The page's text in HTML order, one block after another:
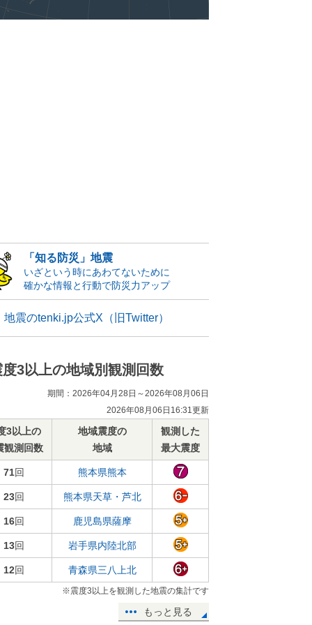
「知る防災」地震
いざという時にあわてないために
確かな情報と行動で防災力アップ
地震のtenki.jp公式X（旧Twitter）
度3以上の地域別観測回数
期間：2026年04月28日～2026年08月06日
2026年08月06日16:31更新
3以上の
観測回数
地域震度の
地域
観測した
最大震度
71回 熊本県熊本
23回 熊本県天草・芦北
16回 鹿児島県薩摩
13回 岩手県内陸北部
12回 青森県三八上北
※震度3以上を観測した地震の集計です
もっと見る